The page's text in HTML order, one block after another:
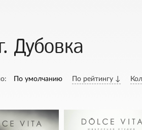
Дубовка
По умолчанию По рейтингу ↓